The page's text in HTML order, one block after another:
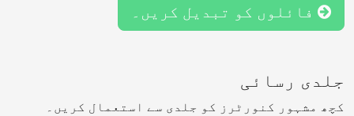
فائلوں کو تبدیل کریں۔
جلدی رسائی
کچھ مشہور کنورٹرز کو جلدی سے استعمال کریں۔